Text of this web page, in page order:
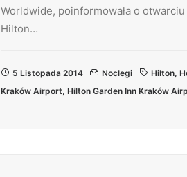
Worldwide, poinformowała o
Hilton…
5 Listopada 2014 Noclegi Hilton,
Kraków Airport, Hilton Garden Inn Kraków